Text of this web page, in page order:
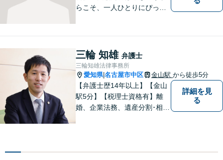
らこそ、一人ひとりにぴった
ます。誰にも話せず抱えてき
た不安を、どうぞお聞かせく
ださい。【電話・WEB相談も
対応可能】
三輪 知雄 弁護士
三輪知雄法律事務所
愛知県|名古屋市中区 金山駅 から徒歩5分
【弁護士歴14年以上】【金山
駅5分】【税理士資格有】離
婚、企業法務、遺産分割･相続
解決。【公式LINE】連絡も便
詳細を見
る